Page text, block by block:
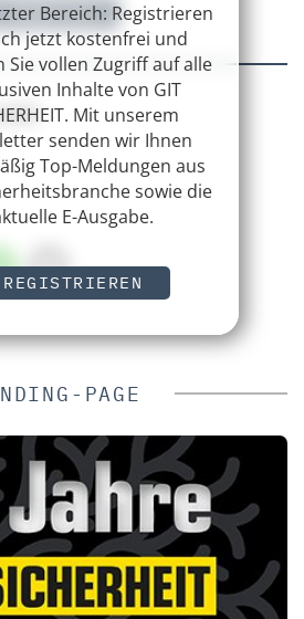
Bereich: Registrieren
jetzt kostenfrei und
Sie vollen Zugriff auf alle
Inhalte von GIT
Mit unserem
senden wir Ihnen
Top-Meldungen aus
sowie die
E-Ausgabe.
REGISTRIEREN
ROBOTIK
PAGE